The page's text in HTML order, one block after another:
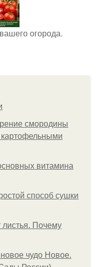
огорода.
смородины
витамина
способ сушки
листья. Почему
чудо Новое.